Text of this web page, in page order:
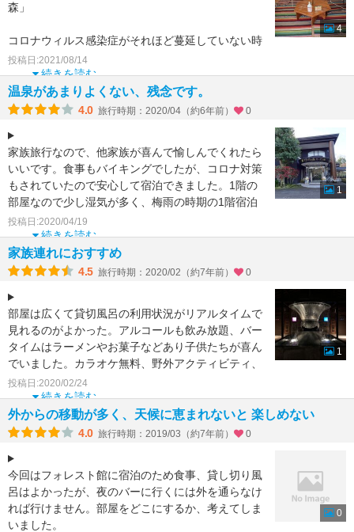
森」
コロナウィルス感染症がそれほど蔓延していない時
期の旅行でしたが、コロナ対策がしっかりなされて
いて、かつ子どもが遊ぶ施設・エリアが数多くある
こと
続きを読む
投稿日:2021/08/14
4
温泉があまりよくない、残念です。
4.0 旅行時期：2020/04（約6年前） 0
家族旅行なので、他家族が喜んで愉しんでくれたら
いいです。食事もバイキングでしたが、コロナ対策
もされていたので安心して宿泊できました。1階の
部屋なので少し湿気が多く、梅雨の時期の1階宿泊
はしないほうがい
続きを読む
投稿日:2020/04/19
1
家族連れにおすすめ
4.5 旅行時期：2020/02（約7年前） 0
部屋は広くて貸切風呂の利用状況がリアルタイムで
見れるのがよかった。アルコールも飲み放題、バー
タイムはラーメンやお菓子などあり子供たちが喜ん
でいました。カラオケ無料、野外アクティビティ、
ゲーセンなど家族
続きを読む
投稿日:2020/02/24
1
外からの移動が多く、天候に恵まれないと 楽しめない
4.0 旅行時期：2019/03（約7年前） 0
今回はフォレスト館に宿泊のため食事、貸し切り風
呂はよかったが、夜のバーに行くには外を通らなけ
れば行けません。部屋をどこにするか、考えてしま
いました。
0